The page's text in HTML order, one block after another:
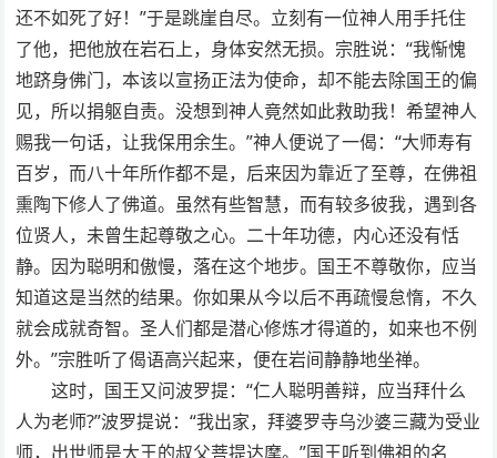
还不如死了好！”于是跳崖自尽。立刻有一位神人用手托住
了他，把他放在岩石上，身体安然无损。宗胜说：“我惭愧
地跻身佛门，本该以宣扬正法为使命，却不能去除国王的偏
见，所以捐躯自责。没想到神人竟然如此救助我！希望神人
赐我一句话，让我保用余生。”神人便说了一偈：“大师寿有
百岁，而八十年所作都不是，后来因为靠近了至尊，在佛祖
熏陶下修人了佛道。虽然有些智慧，而有较多彼我，遇到各
位贤人，未曾生起尊敬之心。二十年功德，内心还没有恬
静。因为聪明和傲慢，落在这个地步。国王不尊敬你，应当
知道这是当然的结果。你如果从今以后不再疏慢怠惰，不久
就会成就奇智。圣人们都是潜心修炼才得道的，如来也不例
外。”宗胜听了偈语高兴起来，便在岩间静静地坐禅。
这时，国王又问波罗提：“仁人聪明善辩，应当拜什么
人为老师?”波罗提说：“我出家，拜婆罗寺乌沙婆三藏为受业
师，出世师是大王的叔父菩提达摩。”国王听到佛祖的名